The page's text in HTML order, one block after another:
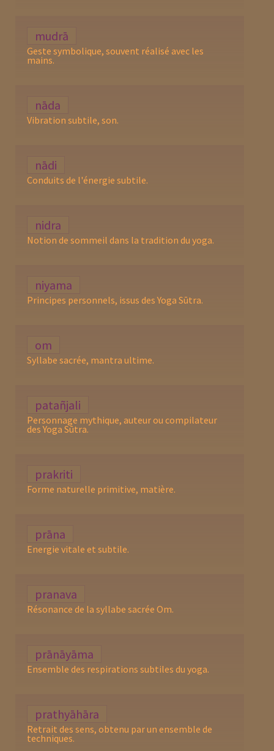
mudrā
Geste symbolique, souvent réalisé avec les
mains.
nāda
Vibration subtile, son.
nādi
Conduits de l'énergie subtile.
nidra
Notion de sommeil dans la tradition du yoga.
niyama
Principes personnels, issus des Yoga Sūtra.
om
Syllabe sacrée, mantra ultime.
patañjali
Personnage mythique, auteur ou compilateur
des Yoga Sūtra.
prakriti
Forme naturelle primitive, matière.
prāna
Energie vitale et subtile.
pranava
Résonance de la syllabe sacrée Om.
prānāyāma
Ensemble des respirations subtiles du yoga.
prathyāhāra
Retrait des sens, obtenu par un ensemble de
techniques.